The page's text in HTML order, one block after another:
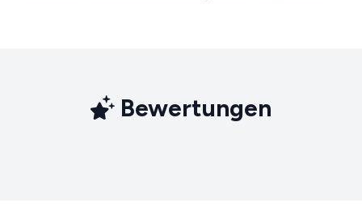
Bewertungen